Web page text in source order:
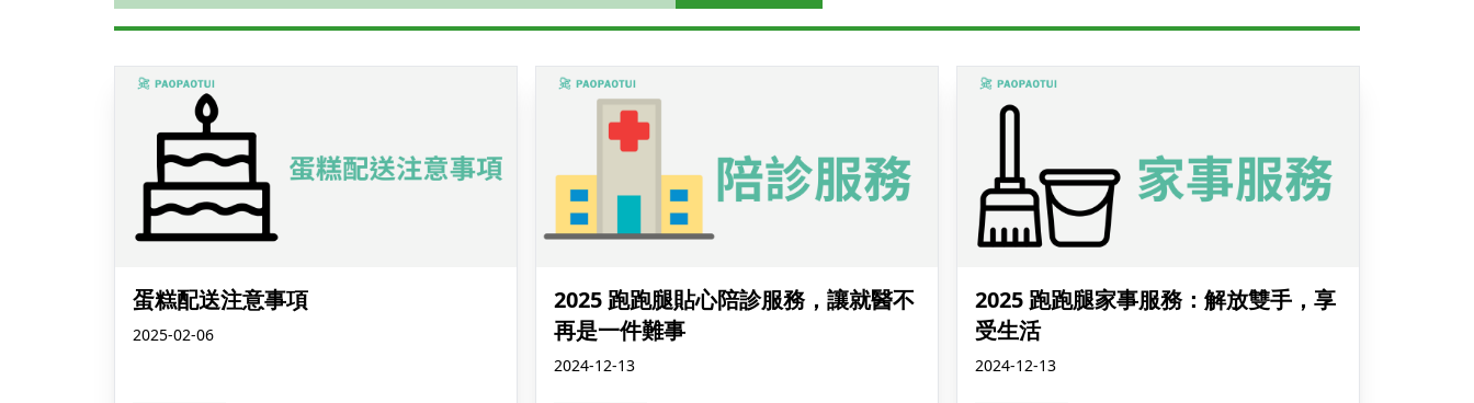
蛋糕配送注意事項
2025-02-06
2025 跑跑腿貼心陪診服務，讓就醫不
再是一件難事
2024-12-13
2025 跑跑腿家事服務：解放雙手，享
受生活
2024-12-13